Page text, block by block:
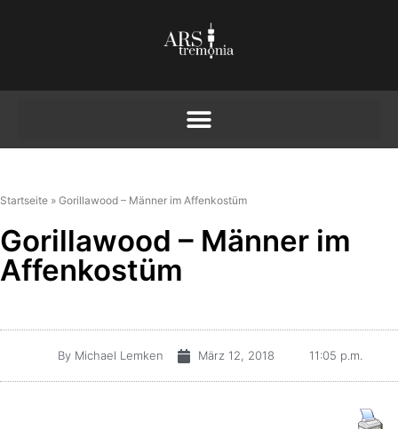
Startseite » Gorillawood – Männer im Affenkostüm
Gorillawood – Männer im
Affenkostüm
ByMichael Lemken März 12, 2018 11:05 p.m.